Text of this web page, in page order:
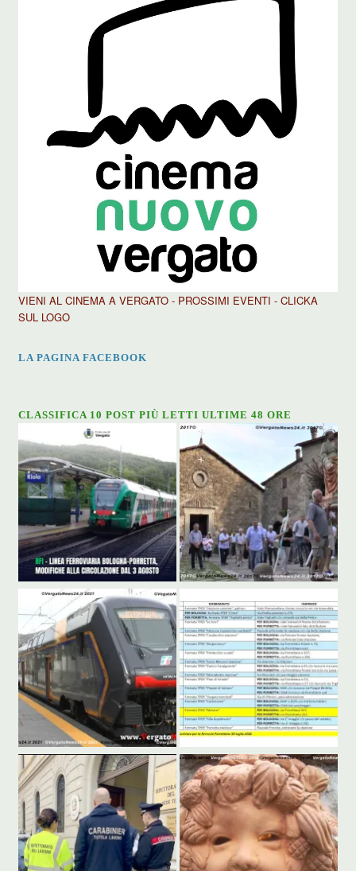
VIENI AL CINEMA A VERGATO - PROSSIMI EVENTI - CLICKA
SUL LOGO
LA PAGINA FACEBOOK
CLASSIFICA 10 POST PIÙ LETTI ULTIME 48 ORE